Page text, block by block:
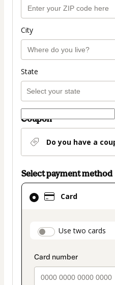
City
State
Coupon
Do you have a
Select payment method
Card
Use two cards
Card
selected
method